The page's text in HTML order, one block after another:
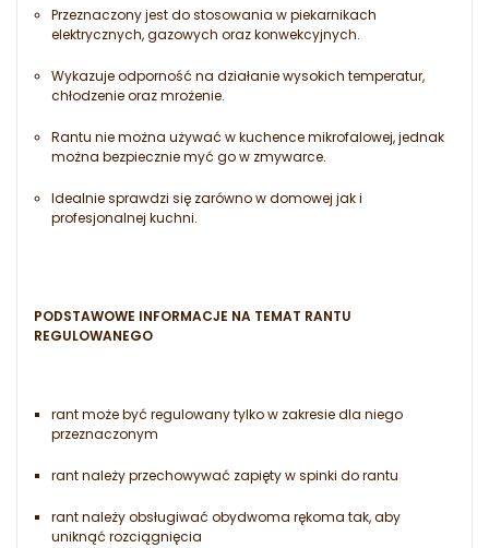
Przeznaczony jest do stosowania w piekarnikach
elektrycznych, gazowych oraz konwekcyjnych.
Wykazuje odporność na działanie wysokich temperatur,
chłodzenie oraz mrożenie.
Rantu nie można używać w kuchence mikrofalowej, jednak
można bezpiecznie myć go w zmywarce.
Idealnie sprawdzi się zarówno w domowej jak i
profesjonalnej kuchni.
PODSTAWOWE INFORMACJE NA TEMAT RANTU
REGULOWANEGO
rant może być regulowany tylko w zakresie dla niego
przeznaczonym
rant należy przechowywać zapięty w spinki do rantu
rant należy obsługiwać obydwoma rękoma tak, aby
uniknąć rozciągnięcia